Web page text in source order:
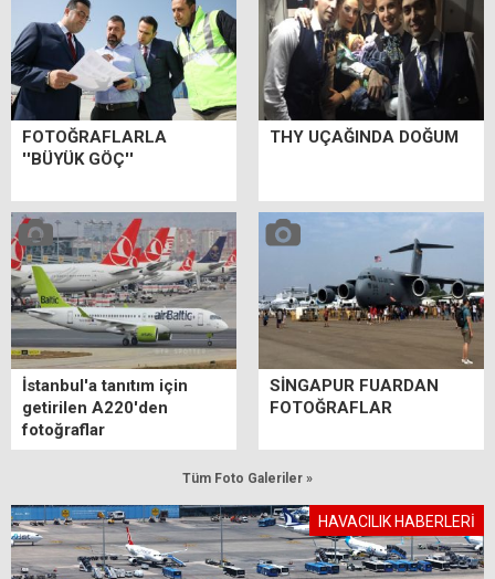
FOTOĞRAFLARLA
''BÜYÜK GÖÇ''
THY UÇAĞINDA DOĞUM
İstanbul'a tanıtım için
getirilen A220'den
fotoğraflar
SİNGAPUR FUARDAN
FOTOĞRAFLAR
Tüm Foto Galeriler »
HAVACILIK HABERLERİ